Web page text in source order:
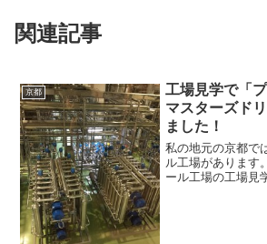
関連記事
京都
工場見学で「
マスターズド
ました！
私の地元の京都で
ル工場があります
ール工場の工場見